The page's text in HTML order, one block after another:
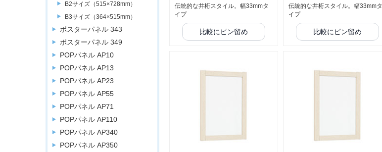
伝統的な井桁スタイル。幅33mmタ
イプ
比較にピン留め
伝統的な井桁スタイル。幅33mmタ
イプ
比較にピン留め
B2サイズ（515×728mm）
B3サイズ（364×515mm）
ポスターパネル 343
ポスターパネル 349
POPパネル AP10
POPパネル AP13
POPパネル AP23
POPパネル AP55
POPパネル AP71
POPパネル AP110
POPパネル AP340
POPパネル AP350